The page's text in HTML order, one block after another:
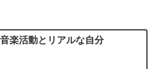
音楽活動とリアルな自分